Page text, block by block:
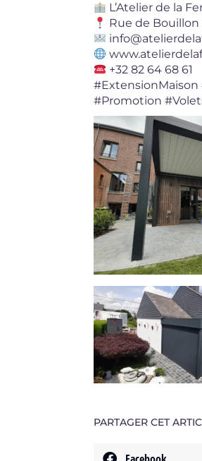
L’Atelier de la
Rue de Bouillon
+32 82 64 68 61
#ExtensionMaison
#Promotion
PARTAGER CET